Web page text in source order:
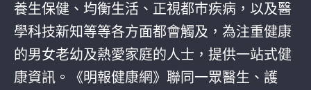
養生保健、均衡生活、正視都巿疾病，以及醫
學科技新知等等各方面都會觸及，為注重健康
的男女老幼及熱愛家庭的人士，提供一站式健
康資訊。《明報健康網》聯同一眾醫生、護